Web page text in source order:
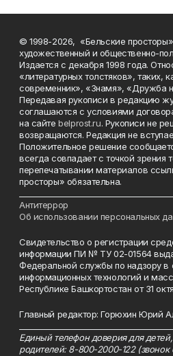
© 1998-2026, «Бельские
художественный и общественно-
Издается с декабря 1998 года.
«литературных толстяков»,
современник», «Знамя», «Дружба
Передавая рукописи в редакцию
соглашаются с условиями
на сайтеbelprost.ru. Рукописи не
возвращаются. Редакция не
Положительное решение
всегда совпадает с точкой зрения
перепечатывании материалов
просторы» обязательна.
Антитеррор
Об использовании персональных
Свидетельство о регистрации
информации ПИ № ТУ 02-01564
Федеральной службы по надзору в
информационных технологий и
Республике Башкортостан от 31
Главный редактор: Горюхин Юрий
Единый телефон доверия для
родителей: 8-800-2000-122